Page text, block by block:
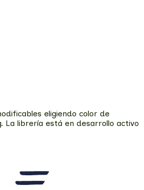
eligiendo color de
La librería está en desarrollo activo